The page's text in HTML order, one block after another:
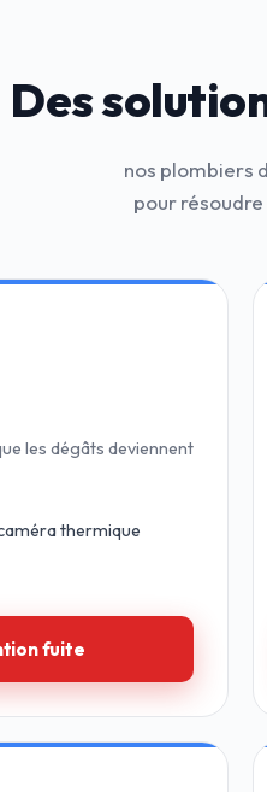
Des
nos plombiers
pour
les dégâts deviennent
thermique
fuite